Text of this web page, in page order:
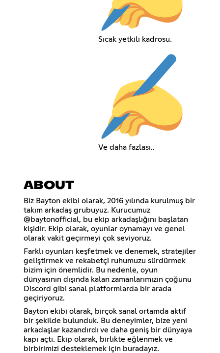
Sıcak yetkili kadrosu.
Ve daha fazlası..
ABOUT
Biz Bayton ekibi olarak, 2016 yılında kurulmuş bir
takım arkadaş grubuyuz. Kurucumuz
@baytonofficial, bu ekip arkadaşlığını başlatan
kişidir. Ekip olarak, oyunlar oynamayı ve genel
olarak vakit geçirmeyi çok seviyoruz.
Farklı oyunları keşfetmek ve denemek, stratejiler
geliştirmek ve rekabetçi ruhumuzu sürdürmek
bizim için önemlidir. Bu nedenle, oyun
dünyasının dışında kalan zamanlarımızın çoğunu
Discord gibi sanal platformlarda bir arada
geçiriyoruz.
Bayton ekibi olarak, birçok sanal ortamda aktif
bir şekilde bulunduk. Bu deneyimler, bize yeni
arkadaşlar kazandırdı ve daha geniş bir dünyaya
kapı açtı. Ekip olarak, birlikte eğlenmek ve
birbirimizi desteklemek için buradayız.